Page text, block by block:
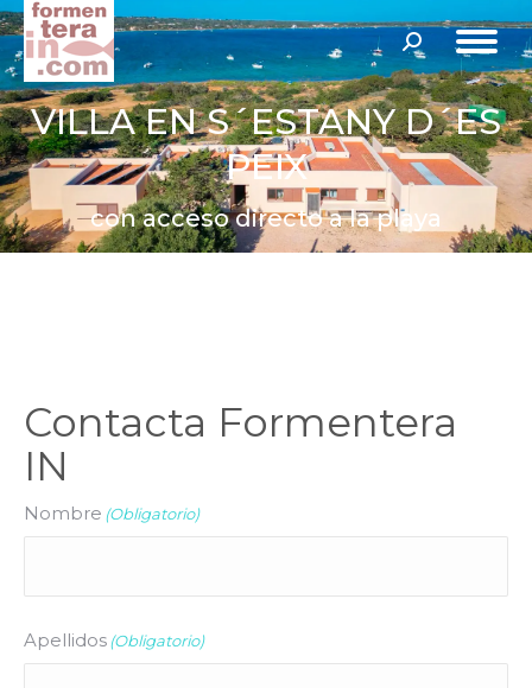
Buscar:
VILLA EN S´ESTANY D´ES
PEIX
con acceso directo a la playa
Contacta Formentera
IN
Nombre (Obligatorio)
Apellidos (Obligatorio)